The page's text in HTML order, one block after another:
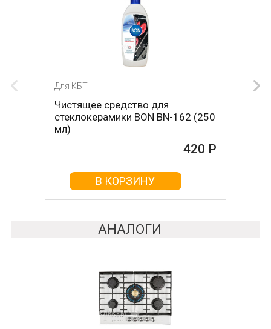
Для КБТ
Чистящее средство для
стеклокерамики BON BN-162 (250
мл)
420 Р
В КОРЗИНУ
Для КБТ
Скребок для ухода за
стеклокерамикой BON BN-603
В КОРЗИНУ
АНАЛОГИ